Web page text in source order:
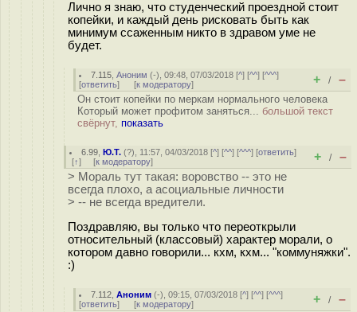
Лично я знаю, что студенческий проездной стоит
копейки, и каждый день рисковать быть как
минимум ссаженным никто в здравом уме не
будет.
7.115 ,Аноним (-), 09:48, 07/03/2018 [^] [^^] [^^^]
[ответить] [к модератору] + / –
Он стоит копейки по меркам нормального человека
Который может профитом заняться... большой текст
свёрнут, показать
6.99 ,Ю.Т. (?), 11:57, 04/03/2018 [^] [^^] [^^^] [ответить]
[↑] [к модератору] + / –
> Мораль тут такая: воровство -- это не
всегда плохо, а асоциальные личности
> -- не всегда вредители.
Поздравляю, вы только что переоткрыли
относительный (классовый) характер морали, о
котором давно говорили... кхм, кхм... "коммуняжки".
:)
7.112 ,Аноним (-), 09:15, 07/03/2018 [^] [^^] [^^^]
[ответить] [к модератору] + / –